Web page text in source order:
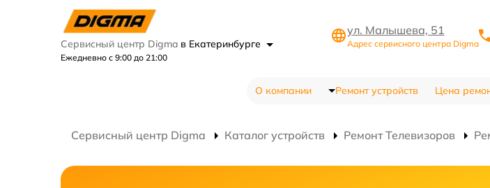
Сервисный центр Digma в Екатеринбурге
Ежедневно с 9:00 до 21:00
ул. Малышева, 51
Адрес сервисного центра Digma
О компании Ремонт устройств Цена
Сервисный центр Digma Каталог устройств Ремонт Телевизоров